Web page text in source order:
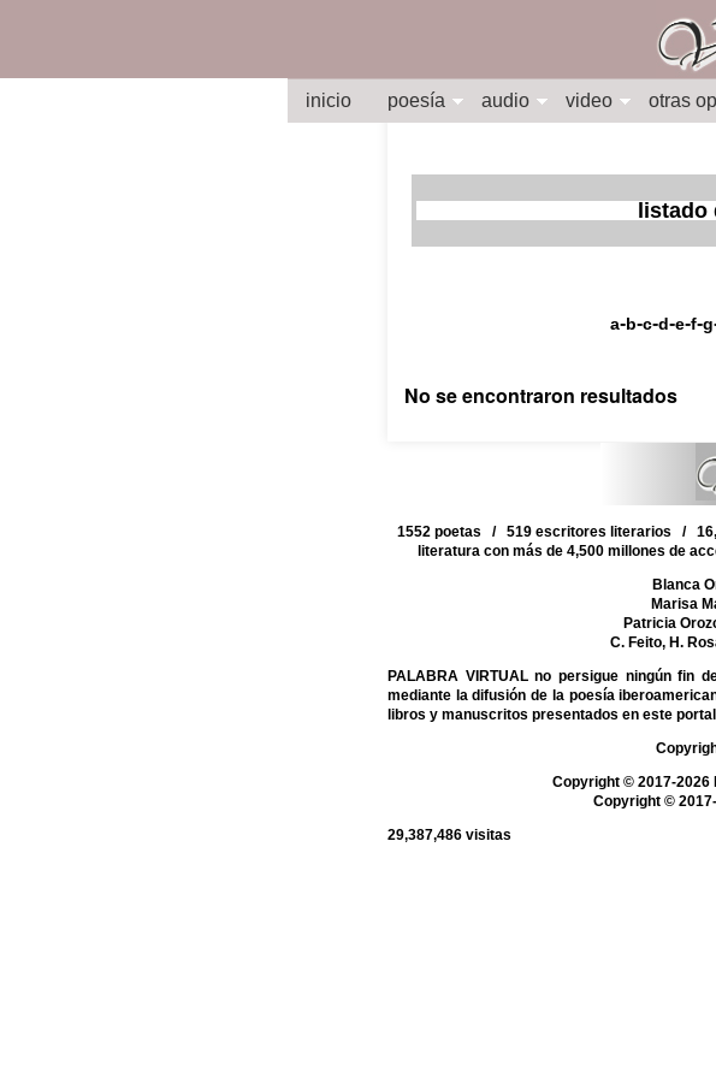
inicio poesía audio video otras
listado
a-b-c-d-e-f-g
No se encontraron resultados
1552 poetas / 519 escritores literarios /
literatura con más de 4,500 millones de
Blanca
Marisa
Patricia
C. Feito, H.
PALABRA VIRTUAL no persigue ningún fin
mediante la difusión de la poesía
libros y manuscritos presentados en este
Copyright © 2017-2026
Copyright ©
29,387,486 visitas